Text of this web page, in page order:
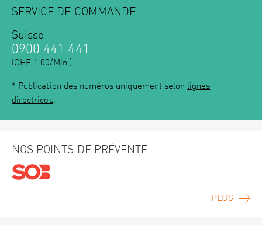
SERVICE DE COMMANDE
Suisse
0900 441 441
(CHF 1.00/Min.)
* Publication des numéros uniquement selon lignes
directrices.
NOS POINTS DE PRÉVENTE
PLUS